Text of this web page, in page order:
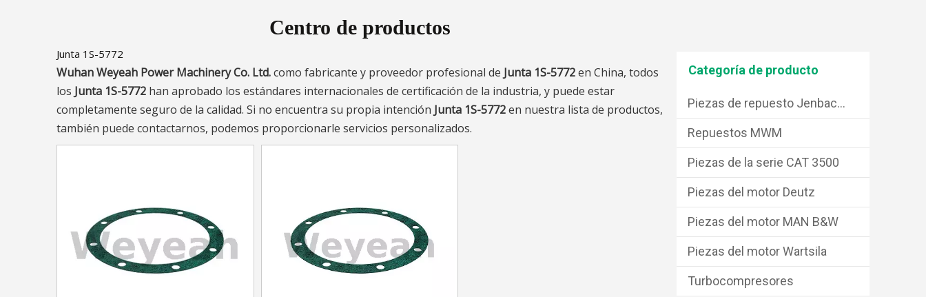
Centro de productos
Junta 1S-5772
Wuhan Weyeah Power Machinery Co. Ltd.como fabricante y proveedor profesional de Junta 1S-5772en China, todos
los Junta 1S-5772 han aprobado los estándares internacionales de certificación de la industria, y puede estar
completamente seguro de la calidad. Si no encuentra su propia intención Junta 1S-5772en nuestra lista de productos,
también puede contactarnos, podemos proporcionarle servicios personalizados.
Categoría de producto
Piezas de repuesto Jenbacher
Repuestos MWM
Piezas de la serie CAT 3500
Piezas del motor Deutz
Piezas del motor MAN B&W
Piezas del motor Wartsila
Turbocompresores